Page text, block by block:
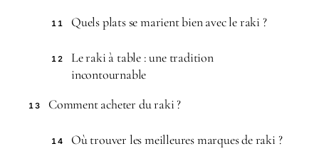
11 Quels plats se marient bien avec le raki ?
12
Le raki à table : une tradition
incontournable
13 Comment acheter du raki ?
14 Où trouver les meilleures marques de raki ?